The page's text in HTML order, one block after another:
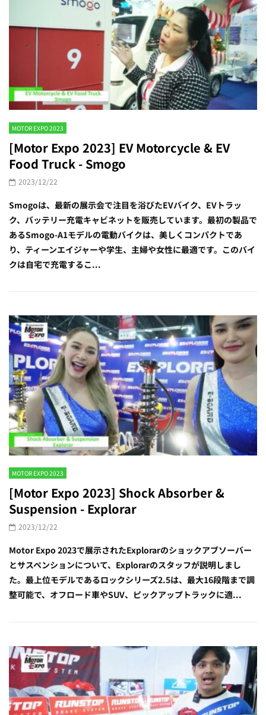
MOTOR EXPO 2023
[Motor Expo 2023] EV Motorcycle & EV
Food Truck - Smogo
2023/12/22
Smogoは、最新の展示会で注目を浴びたEVバイク、EVトラッ
ク、バッテリー充電キャビネットを販売しています。最初の製品で
あるSmogo-A1モデルの電動バイクは、美しくコンパクトであ
り、ティーンエイジャーや学生、主婦や女性に最適です。このバイ
クは自宅で充電するこ...
MOTOR EXPO 2023
[Motor Expo 2023] Shock Absorber &
Suspension - Explorar
2023/12/22
Motor Expo 2023で展示されたExplorarのショックアブソーバー
とサスペンションについて、Explorarのスタッフが説明しまし
た。最上位モデルであるロックシリーズ2.5は、最大16段階まで調
整可能で、オフロード車やSUV、ピックアップトラックに適...